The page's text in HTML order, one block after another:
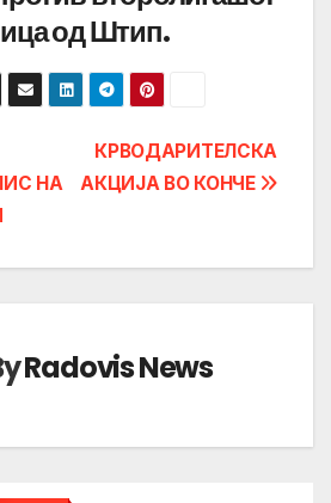
од Штип.
КРВОДАРИТЕЛСКА
АКЦИЈА ВО КОНЧЕ
НА
Radovis News